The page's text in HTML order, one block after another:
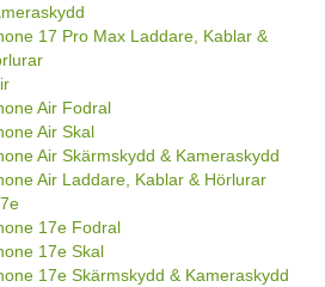
17 Pro Max Laddare, Kablar &
Air Fodral
Air Skal
Air Skärmskydd & Kameraskydd
Air Laddare, Kablar & Hörlurar
17e Fodral
17e Skal
17e Skärmskydd & Kameraskydd